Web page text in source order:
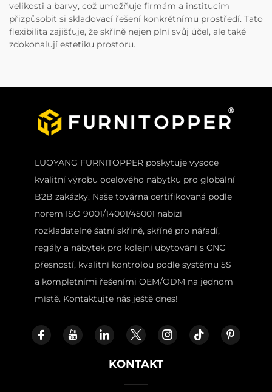
velikosti a barvy, což umožňuje firmám a institucím
přizpůsobit si skladovací řešení konkrétnímu prostředí. Tato
flexibilita zajišťuje, že skříně nejen plní svůj účel, ale také
zdokonalují estetiku prostoru.
LUOYANG FURNITOPPER poskytuje vysoce
kvalitní výrobu ocelového nábytku pro globální
B2B zakázky. Naše továrna certifikovaná podle
norem ISO 9001/14001/45001 nabízí
rozkladatelné šatní skříně, skříně pro nářadí,
regály a nábytek pro kolejní ubytování s CNC
přesností, kvalitní kontrolou podle systému 5S
a kompletními řešeními OEM/ODM na jednom
místě. Kontaktujte nás ještě dnes!
KONTAKT